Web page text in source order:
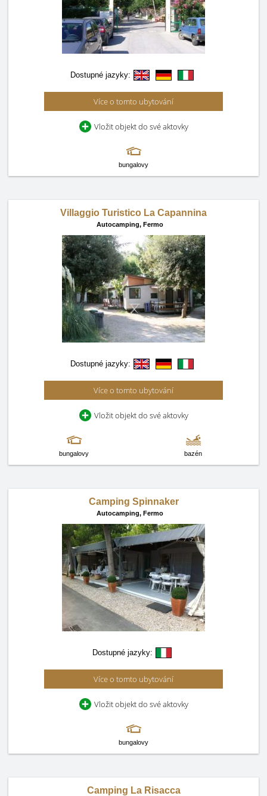
Dostupné jazyky:
Více o tomto ubytování
Vložit objekt do své aktovky
bungalovy
Villaggio Turistico La Capannina
Autocamping, Fermo
Dostupné jazyky:
Více o tomto ubytování
Vložit objekt do své aktovky
bungalovy bazén
Camping Spinnaker
Autocamping, Fermo
Dostupné jazyky:
Více o tomto ubytování
Vložit objekt do své aktovky
bungalovy
Camping La Risacca